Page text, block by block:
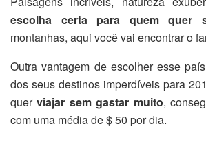
escolha certa para quem quer
montanhas, aqui você vai encontrar o
Outra vantagem de escolher esse
dos seus destinos imperdíveis para
querviajar sem gastar muito,
com uma média de $ 50 por dia.